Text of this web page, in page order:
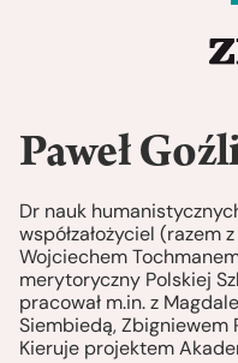
Paweł
Dr nauk
współzałożyciel (razem
Wojciechem
merytoryczny Polskiej
pracował m.in. z
Siembiedą, Zbigniewem
Kieruje projektem